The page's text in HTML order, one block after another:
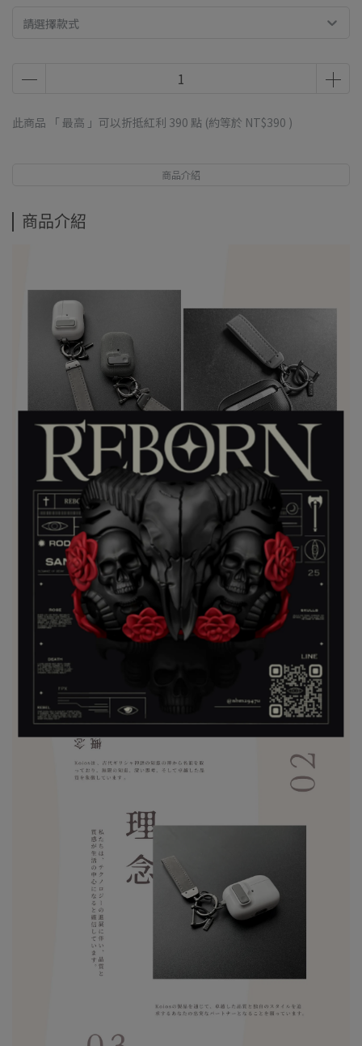
請選擇款式
此商品 「 最高 」可以折抵紅利 390 點 (約等於 NT$390 )
商品介紹
商品介紹